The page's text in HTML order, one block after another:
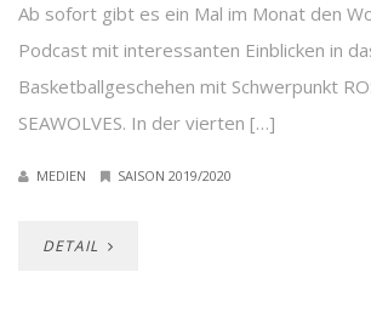
Ab sofort gibt es ein Mal im Monat den
Podcast mit interessanten Einblicken in
Basketballgeschehen mit Schwerpunkt
SEAWOLVES. In der vierten […]
MEDIEN SAISON 2019/2020
DETAIL